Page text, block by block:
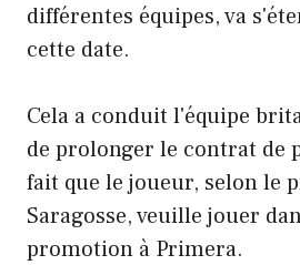
différentes équipes, va
cette date.
Cela a conduit l'équipe
de prolonger le contrat de
fait que le joueur, selon le
Saragosse, veuille jouer
promotion à Primera.